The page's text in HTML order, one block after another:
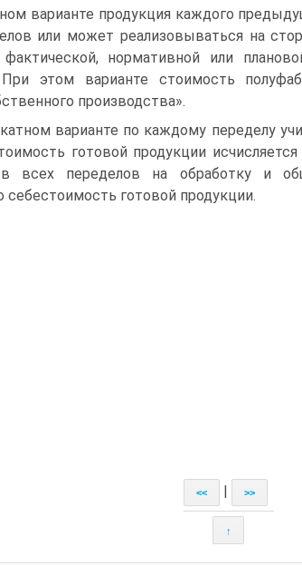
варианте продукция каждого
или может реализовываться на
фактической, нормативной или
этом варианте стоимость
производства».
варианте по каждому переделу
готовой продукции
всех переделов на обработку и
себестоимость готовой продукции.
<< >>
↑